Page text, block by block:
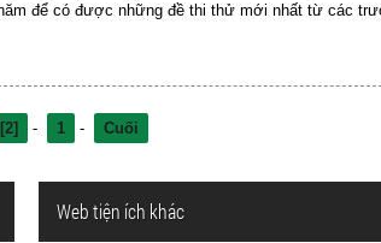
để có được những đề thi thử mới nhất từ các
[2] - 1 - Cuối
Web tiện ích khác